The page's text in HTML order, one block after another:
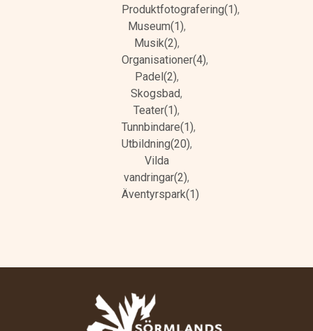
Produktfotografering(1),
Museum(1),
Musik(2),
Organisationer(4),
Padel(2),
Skogsbad,
Teater(1),
Tunnbindare(1),
Utbildning(20),
Vilda
vandringar(2),
Äventyrspark(1)